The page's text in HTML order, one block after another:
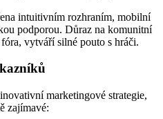
intuitivním rozhraním, mobilní
podporou. Důraz na komunitní
vytváří silné pouto s hráči.
marketingové strategie,
zajímavé: